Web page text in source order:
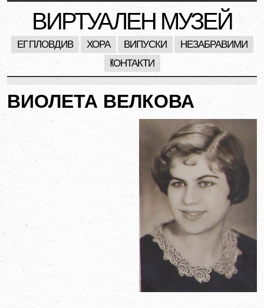
ВИРТУАЛЕН МУЗЕЙ
ЕГ ПЛОВДИВ ХОРА ВИПУСКИ
НЕЗАБРАВИМИ
KОНТАКТИ
ВИОЛЕТА ВЕЛКОВА